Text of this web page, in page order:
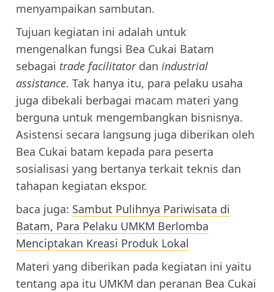
menyampaikan sambutan.
Tujuan kegiatan ini adalah untuk
mengenalkan fungsi Bea Cukai Batam
sebagai trade facilitator dan industrial
assistance. Tak hanya itu, para pelaku usaha
juga dibekali berbagai macam materi yang
berguna untuk mengembangkan bisnisnya.
Asistensi secara langsung juga diberikan oleh
Bea Cukai batam kepada para peserta
sosialisasi yang bertanya terkait teknis dan
tahapan kegiatan ekspor.
baca juga: Sambut Pulihnya Pariwisata di
Batam, Para Pelaku UMKM Berlomba
Menciptakan Kreasi Produk Lokal
Materi yang diberikan pada kegiatan ini yaitu
tentang apa itu UMKM dan peranan Bea Cukai